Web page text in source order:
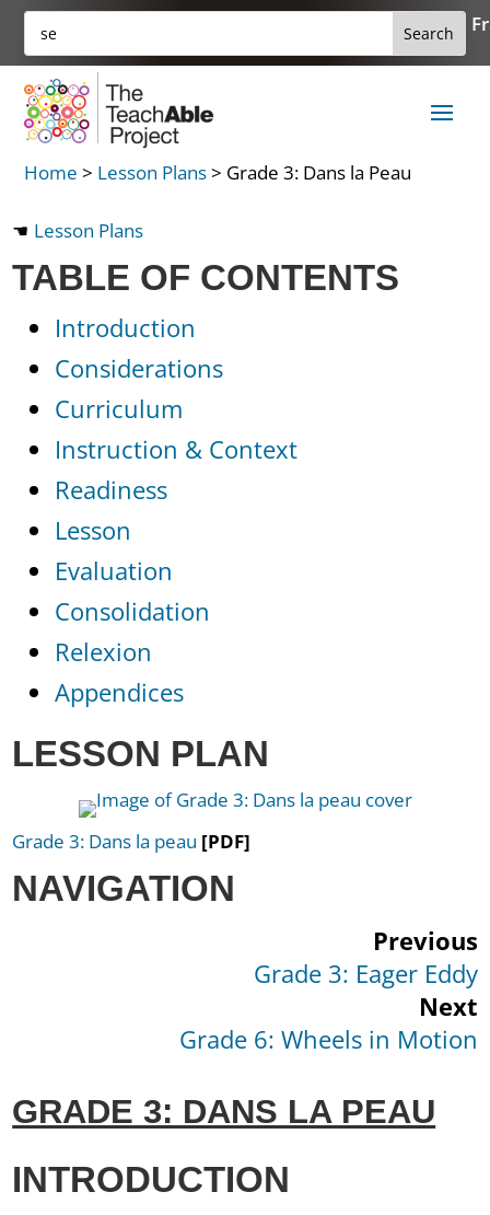
Skip
content
for:
for...
Home > Lesson Plans> Grade 3: Dans la Peau
Lesson Plans
TABLE OF CONTENTS
Introduction
Considerations
Curriculum
Instruction & Context
Readiness
Lesson
Evaluation
Consolidation
Relexion
Appendices
LESSON PLAN
Grade 3: Dans la peau [PDF]
NAVIGATION
Previous
Grade 3: Eager Eddy
Next
Grade 6: Wheels in Motion
GRADE 3: DANS LA PEAU
INTRODUCTION